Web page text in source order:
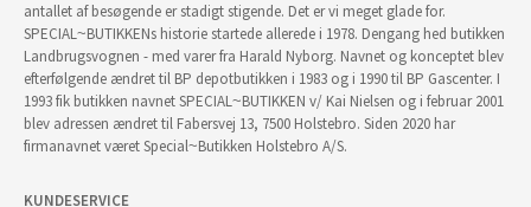
antallet af besøgende er stadigt stigende. Det er vi meget glade for.
SPECIAL~BUTIKKENs historie startede allerede i 1978. Dengang hed butikken
Landbrugsvognen - med varer fra Harald Nyborg. Navnet og konceptet blev
efterfølgende ændret til BP depotbutikken i 1983 og i 1990 til BP Gascenter. I
1993 fik butikken navnet SPECIAL~BUTIKKEN v/ Kai Nielsen og i februar 2001
blev adressen ændret til Fabersvej 13, 7500 Holstebro. Siden 2020 har
firmanavnet været Special~Butikken Holstebro A/S.
KUNDESERVICE